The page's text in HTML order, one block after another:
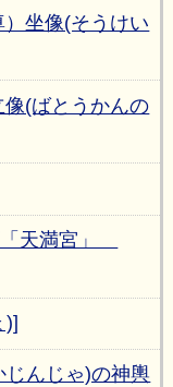
坐像(そうけい
(ばとうかんの
「天満宮」
)]
んじゃ)の神輿